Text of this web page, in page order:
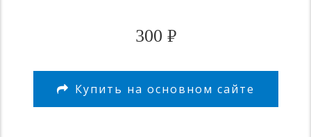
300 ₽
Купить на основном сайте